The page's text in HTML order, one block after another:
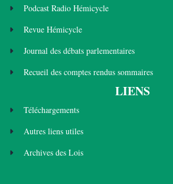
Podcast Radio Hémicycle
Revue Hémicycle
Journal des débats parlementaires
Recueil des comptes rendus sommaires
LIENS
Téléchargements
Autres liens utiles
Archives des Lois